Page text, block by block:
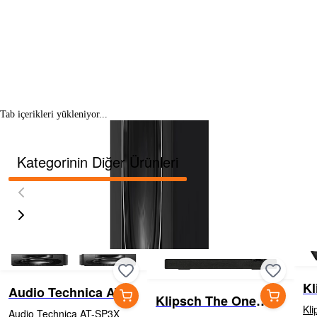
Tab içerikleri yükleniyor...
Kategorinin Diğer Ürünleri
Audio Technica AT-
SP3X Aktif Hoparlör
Audio Technica AT-SP3X
Klipsch The One